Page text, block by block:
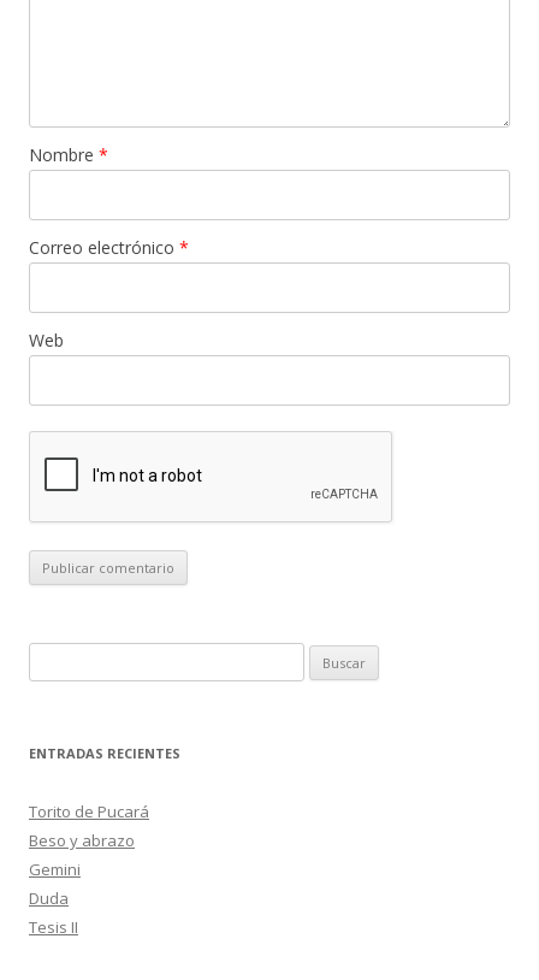
Nombre *
Correo electrónico *
Web
u
c
r
:
ENTRADAS RECIENTES
Torito de Pucará
Beso y abrazo
Gemini
Duda
Tesis II